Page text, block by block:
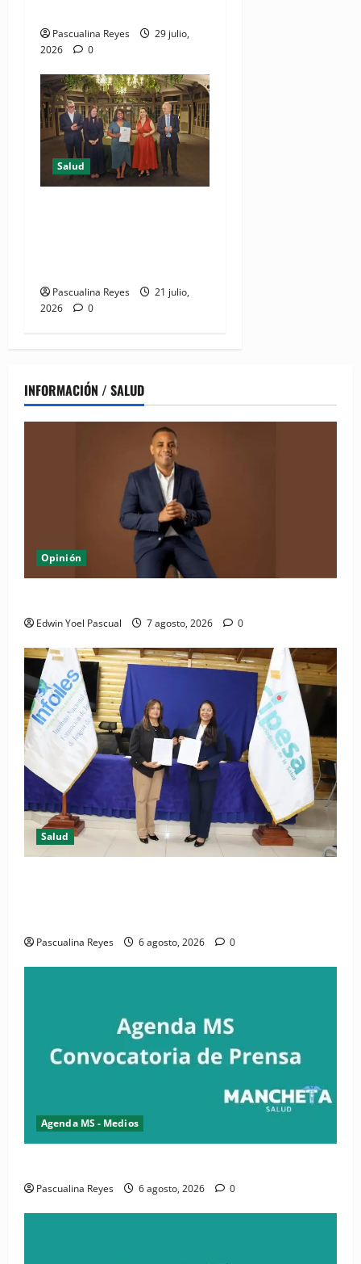
Pascualina Reyes
29 julio,
2026
0
Salud
Pascualina Reyes
21 julio,
2026
0
INFORMACIÓN / SALUD
Opinión
Edwin Yoel Pascual 7 agosto, 2026 0
Salud
Pascualina Reyes 6 agosto, 2026 0
Agenda MS - Medios
Pascualina Reyes 6 agosto, 2026 0